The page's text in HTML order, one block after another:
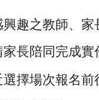
趣之教師、
長陪同完成實
擇場次報名前